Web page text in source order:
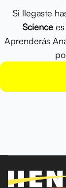
Si llegaste
Science
Aprenderás